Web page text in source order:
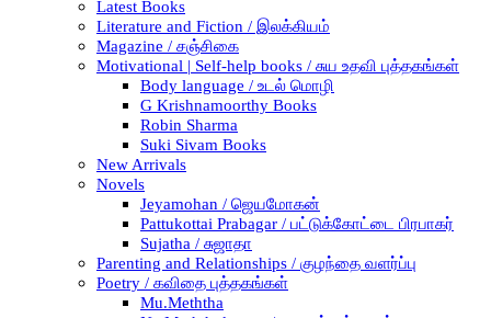
Latest Books
Literature and Fiction / இலக்கியம்
Magazine / சஞ்சிகை
Motivational | Self-help books / சுய உதவி புத்தகங்கள்
Body language / உடல் மொழி
G Krishnamoorthy Books
Robin Sharma
Suki Sivam Books
New Arrivals
Novels
Jeyamohan / ஜெயமோகன்
Pattukottai Prabagar / பட்டுக்கோட்டை பிரபாகர்
Sujatha / சுஜாதா
Parenting and Relationships / குழந்தை வளர்ப்பு
Poetry / கவிதை புத்தகங்கள்
Mu.Meththa